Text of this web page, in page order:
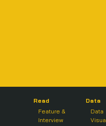
Read
Feature &
Interview
Data
Data